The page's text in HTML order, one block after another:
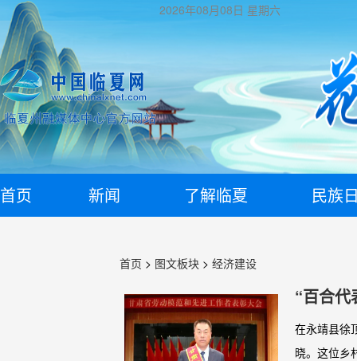
2026年08月08日 星期六
首页 新闻 了解临夏 民族
首页 > 图文板块 > 经济建设
“百合
在永靖县徐
晓。这位乡